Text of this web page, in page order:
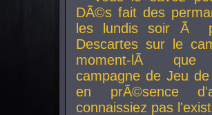
DÃ©s fait des
les lundis soir Ã
Descartes sur le
moment-lÃ que
campagne de Jeu
en prÃ©sence
connaissiez pas